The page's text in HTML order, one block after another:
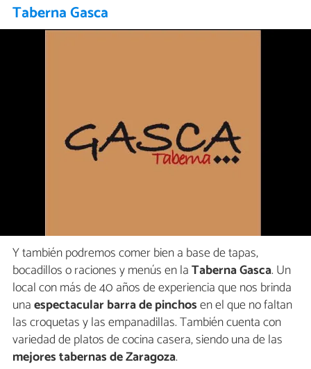
Taberna Gasca
Y también podremos comer bien a base de tapas,
bocadillos o raciones y menús en laTaberna Gasca. Un
local con más de 40 años de experiencia que nos brinda
unaespectacular barra de pinchosen el que no faltan
las croquetas y las empanadillas. También cuenta con
variedad de platos de cocina casera, siendo una de las
mejores tabernas de Zaragoza.